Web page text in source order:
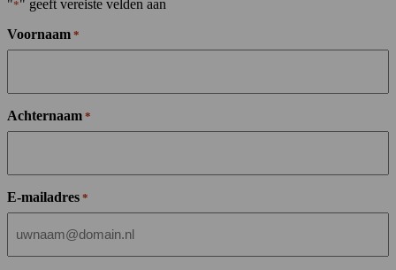
"*" geeft vereiste velden aan
Voornaam *
Achternaam *
E-mailadres *